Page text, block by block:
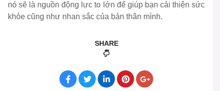
nó sẽ là nguồn động lực to lớn để giúp bạn cải thiện sức
khỏe cũng như nhan sắc của bản thân mình.
SHARE